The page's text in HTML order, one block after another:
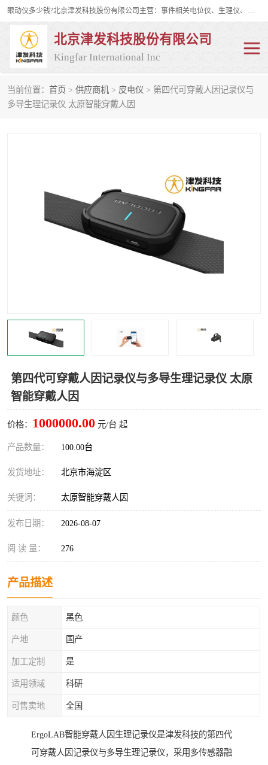
眼动仪多少钱?北京津发科技股份有限公司主营：事件相关电位仪、生理仪、肌电仪、脑电仪、皮电仪、眼动仪；是国家级高新技术企业、科技部认定的科技型中小企业和中关村高新技术企业，具备保密资格，具备自主进出口经营权；自主研发技术、产品与服务荣获多项省部级科学技术奖励、国家发明专利、国家软件著作权和省部级新技术新产品（服务）认证。
北京津发科技股份有限公司
Kingfar International Inc
当前位置： 首页 > 供应商机 > 皮电仪 > 第四代可穿戴人因记录仪与
多导生理记录仪 太原智能穿戴人因
第四代可穿戴人因记录仪与多导生理记录仪 太原
智能穿戴人因
价格： 1000000.00 元/台 起
产品数量： 100.00台
发货地址： 北京市海淀区
关键词： 太原智能穿戴人因
发布日期： 2026-08-07
阅 读 量： 276
产品描述
颜色 黑色
产地 国产
加工定制 是
适用领域 科研
可售卖地 全国
ErgoLAB智能穿戴人因生理记录仪是津发科技的第四代
可穿戴人因记录仪与多导生理记录仪，采用多传感器融
皮电仪
行为观察与表情分析 动作捕捉与生物力学
情绪与生理记录 人机交互实验室
神经营销与消费行为实验 车俩与驾驶模拟